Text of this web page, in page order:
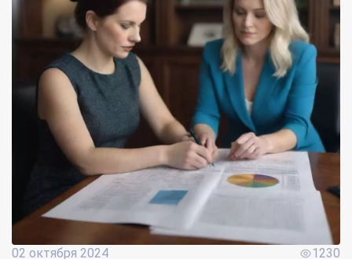
02 октября 2024 1230